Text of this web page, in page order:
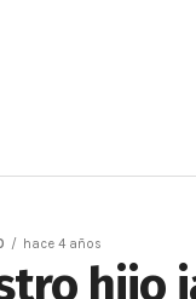
hace 4 años
hijo